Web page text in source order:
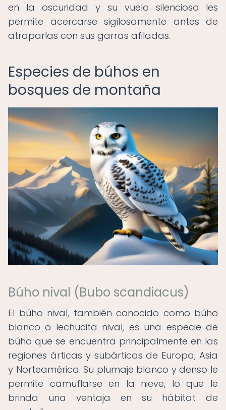
en la oscuridad y su vuelo silencioso les
permite acercarse sigilosamente antes de
atraparlas con sus garras afiladas.
Especies de búhos en
bosques de montaña
Búho nival (Bubo scandiacus)
El búho nival, también conocido como búho
blanco o lechucita nival, es una especie de
búho que se encuentra principalmente en las
regiones árticas y subárticas de Europa, Asia
y Norteamérica. Su plumaje blanco y denso le
permite camuflarse en la nieve, lo que le
brinda una ventaja en su hábitat de